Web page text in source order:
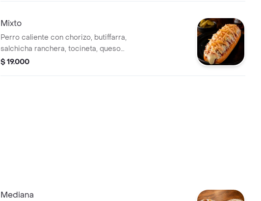
Mixto
Perro caliente con chorizo, butiffarra,
salchicha ranchera, tocineta, queso
mozarella, papa ripio,salsas de la casa.
$ 19.000
Mediana